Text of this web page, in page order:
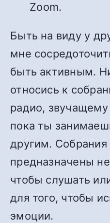
Zoom.
Быть на виду у
мне
быть активным.
относись к
радио,
пока ты
другим.
предназначены
чтобы слушать
для того, чтобы
эмоции.